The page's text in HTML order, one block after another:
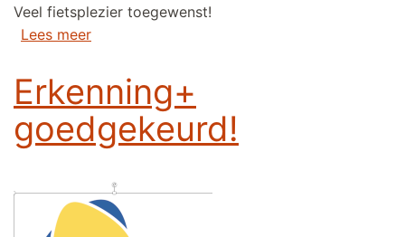
Veel fietsplezier toegewenst!
Lees meerover 16de foto fietszoektocht gestart!
Erkenning+
goedgekeurd!